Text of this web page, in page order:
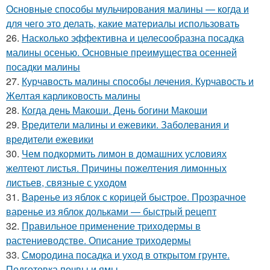
Основные способы мульчирования малины — когда и
для чего это делать, какие материалы использовать
26. Насколько эффективна и целесообразна посадка
малины осенью. Основные преимущества осенней
посадки малины
27. Курчавость малины способы лечения. Курчавость и
Желтая карликовость малины
28. Когда день Макоши. День богини Макоши
29. Вредители малины и ежевики. Заболевания и
вредители ежевики
30. Чем подкормить лимон в домашних условиях
желтеют листья. Причины пожелтения лимонных
листьев, связные с уходом
31. Варенье из яблок с корицей быстрое. Прозрачное
варенье из яблок дольками — быстрый рецепт
32. Правильное применение триходермы в
растениеводстве. Описание триходермы
33. Смородина посадка и уход в открытом грунте.